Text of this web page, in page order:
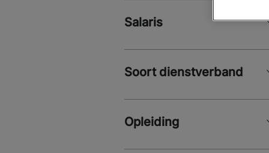
Salaris
Soort dienstverband
Opleiding